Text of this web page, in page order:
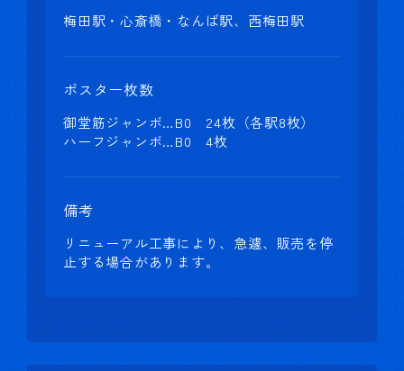
梅田駅・心斎橋・なんば駅、西梅田駅
ポスター枚数
御堂筋ジャンボ…B0 24枚（各駅8枚）
ハーフジャンボ…B0 4枚
備考
リニューアル工事により、急遽、販売を停
止する場合があります。